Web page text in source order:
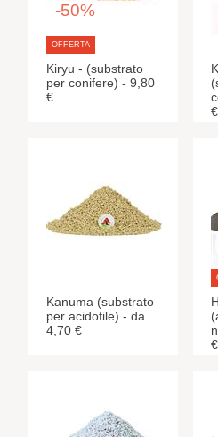
OFFERTA
-50%
Kiryu - (substrato
per conifere) - 9,80
€
€
Kanuma (substrato
per acidofile) - da
4,70 €
€